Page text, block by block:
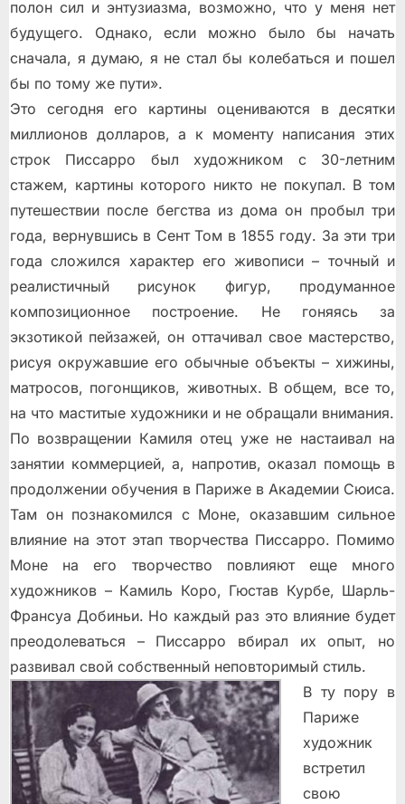
полон сил и энтузиазма, возможно, что у меня нет
будущего. Однако, если можно было бы начать
сначала, я думаю, я не стал бы колебаться и пошел
бы по тому же пути».
Это сегодня его картины оцениваются в десятки
миллионов долларов, а к моменту написания этих
строк Писсарро был художником с 30-летним
стажем, картины которого никто не покупал. В том
путешествии после бегства из дома он пробыл три
года, вернувшись в Сент Том в 1855 году. За эти три
года сложился характер его живописи – точный и
реалистичный рисунок фигур, продуманное
композиционное построение. Не гоняясь за
экзотикой пейзажей, он оттачивал свое мастерство,
рисуя окружавшие его обычные объекты – хижины,
матросов, погонщиков, животных. В общем, все то,
на что маститые художники и не обращали внимания.
По возвращении Камиля отец уже не настаивал на
занятии коммерцией, а, напротив, оказал помощь в
продолжении обучения в Париже в Академии Сюиса.
Там он познакомился с Моне, оказавшим сильное
влияние на этот этап творчества Писсарро. Помимо
Моне на его творчество повлияют еще много
художников – Камиль Коро, Гюстав Курбе, Шарль-
Франсуа Добиньи. Но каждый раз это влияние будет
преодолеваться – Писсарро вбирал их опыт, но
развивал свой собственный неповторимый стиль.
В ту пору в
Париже
художник
встретил
свою